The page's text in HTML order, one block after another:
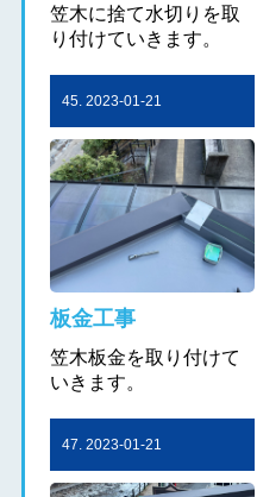
笠木に捨て水切りを取
り付けていきます。
45. 2023-01-21
板金工事
笠木板金を取り付けて
いきます。
47. 2023-01-21